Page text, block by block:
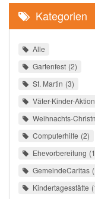
Kategorien
Alle
Gartenfest 2
St. Martin 3
Väter-Kinder-Aktion
Weihnachts-
Computerhilfe 2
Ehevorbereitung 1
GemeindeCaritas
Kindertagesstätte